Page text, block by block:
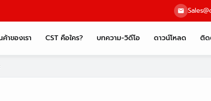
าของเรา CST คือใคร? บทความ-วิดีโอ ดาวน์โหลด ติด